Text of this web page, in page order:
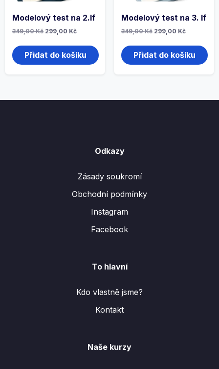
Modelový test na 2.lf
349,00Kč 299,00 Kč
Přidat do košíku
Modelový test na 3. lf
349,00Kč 299,00 Kč
Přidat do košíku
Odkazy
Zásady soukromí
Obchodní podmínky
Instagram
Facebook
To hlavní
Kdo vlastně jsme?
Kontakt
Naše kurzy